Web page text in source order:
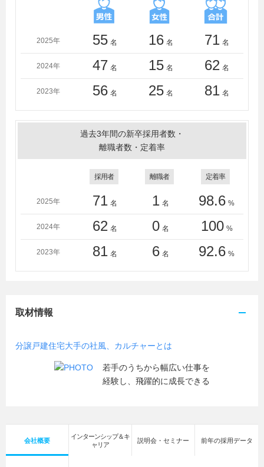
学、下関市立大学、秀明大学、淑徳大学、東京都立大
学、尚絅学院大学、湘南工科大学、尚美学園大学、昭和
大学、摂南大学、専修大学、創価大学、大正大学、太成
学院大学、高千穂大学、高松大学、拓殖大学、多摩大
学、玉川大学、多摩美術大学、大東文化大学、大同大
学、筑紫女学園大学、千葉大学、千葉工業大学、千葉商
学、帝京大学、帝京平成大学、帝塚山大学、桐蔭横浜大
大学、東京経済大学、東京工業大学、東京工芸大学、東
京国際大学、東京電機大学、東京都市大学、東京農業大
学、東京理科大学、東北学院大学、東北工業大学、東北
福祉大学、東北文化学園大学、東洋大学、富山大学、同
志社大学、同志社女子大学、獨協大学、長岡技術科学大
学、長崎大学、長崎県立大学、長崎総合科学大学、名古
屋大学、名古屋学院大学、名古屋経済大学、名古屋女子
学、日本女子大学、日本福祉大学、白鴎大学、八戸学院
城大学、明星大学、目白大学、ものつくり大学、桃山学
立正大学、立命館大学、龍谷大学、流通科学大学、早稲
＜短大・高専・専門学校＞
青山製図専門学校、麻生建築＆デザイン専門学校、ＥＣ
量専門学校、＜専＞京都建築大学校、中央工学校、京都
建築専門学校、群馬県立前橋産業技術専門校、群馬日建
工科専門学校、東京日建工科専門学校、専門学校東京テ
2025年 55 名 16 名 71 名
2024年 47 名 15 名 62 名
2023年 56 名 25 名 81 名
過去3年間の新卒採用者数・
離職者数・定着率
採用者 離職者 定着率
2025年 71 名 1 名 98.6 %
2024年 62 名 0 名 100 %
2023年 81 名 6 名 92.6 %
取材情報
分譲戸建住宅大手の社風、カルチャーとは
若手のうちから幅広い仕事を
経験し、飛躍的に成長できる
会社概要
インターンシップ＆キ
ャリア
説明会・セミナー 前年の採用データ